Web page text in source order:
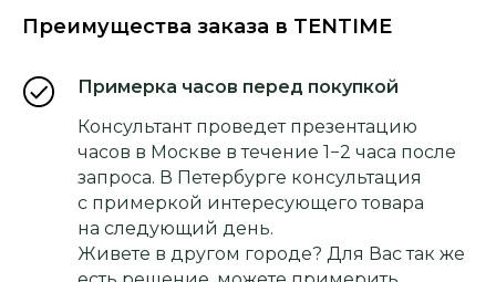
Преимущества заказа в TENTIME
Примерка часов перед покупкой
Консультант проведет презентацию
часов в Москве в течение 1−2 часа после
запроса. В Петербурге консультация
с примеркой интересующего товара
на следующий день.
Живете в другом городе? Для Вас так же